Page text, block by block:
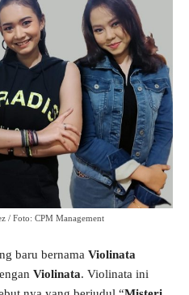
/ Foto: CPM Management
baru bernama Violinata
Violinata. Violinata ini